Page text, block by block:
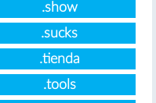
.show
.sucks
.tienda
.tools